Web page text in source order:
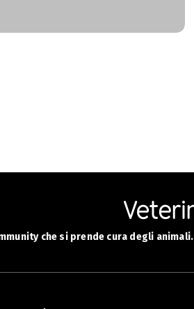
che si prende cura degli animali.